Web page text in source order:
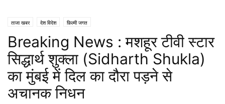
ताजा खबर देश विदेश फ़िल्मी जगत
Breaking News : मशहूर टीवी स्टार
सिद्धार्थ शुक्ला (Sidharth Shukla)
का मुंबई में दिल का दौरा पड़ने से
अचानक निधन